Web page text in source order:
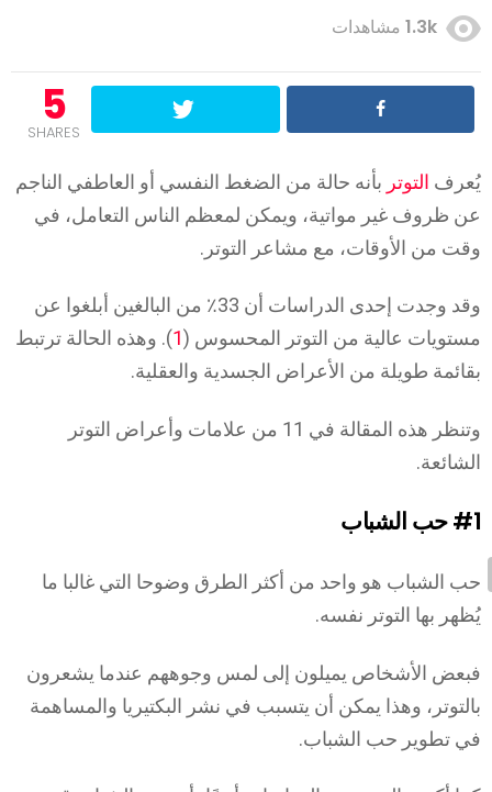
1.3k مشاهدات
5
SHARES
يُعرف التوتر بأنه حالة من الضغط النفسي أو العاطفي الناجم
عن ظروف غير مواتية، ويمكن لمعظم الناس التعامل، في
وقت من الأوقات، مع مشاعر التوتر.
وقد وجدت إحدى الدراسات أن 33٪ من البالغين أبلغوا عن
مستويات عالية من التوتر المحسوس (1). وهذه الحالة ترتبط
بقائمة طويلة من الأعراض الجسدية والعقلية.
وتنظر هذه المقالة في 11 من علامات وأعراض التوتر
الشائعة.
#1حب الشباب
حب الشباب هو واحد من أكثر الطرق وضوحا التي غالبا ما
يُظهر بها التوتر نفسه.
فبعض الأشخاص يميلون إلى لمس وجوههم عندما يشعرون
بالتوتر، وهذا يمكن أن يتسبب في نشر البكتيريا والمساهمة
في تطوير حب الشباب.